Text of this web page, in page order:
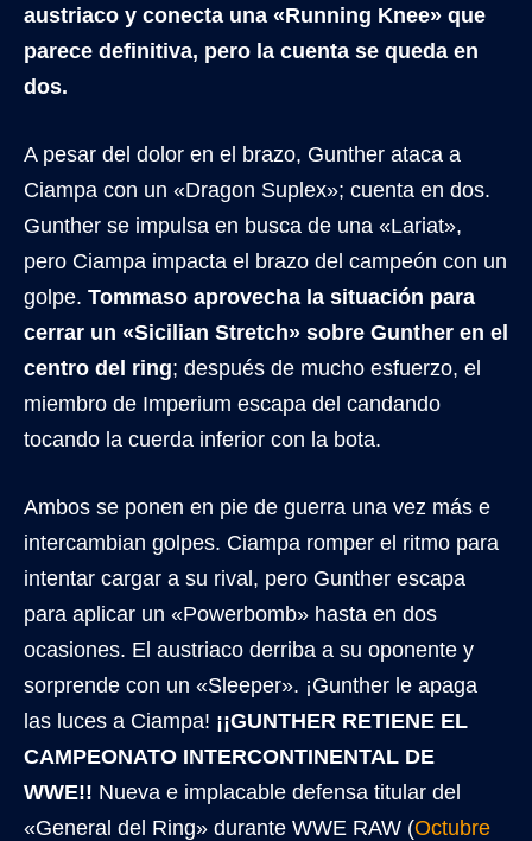
austriaco y conecta una «Running Knee» que
parece definitiva, pero la cuenta se queda en
dos.
A pesar del dolor en el brazo, Gunther ataca a
Ciampa con un «Dragon Suplex»; cuenta en dos.
Gunther se impulsa en busca de una «Lariat»,
pero Ciampa impacta el brazo del campeón con un
golpe. Tommaso aprovecha la situación para
cerrar un «Sicilian Stretch» sobre Gunther en el
centro del ring; después de mucho esfuerzo, el
miembro de Imperium escapa del candando
tocando la cuerda inferior con la bota.
Ambos se ponen en pie de guerra una vez más e
intercambian golpes. Ciampa romper el ritmo para
intentar cargar a su rival, pero Gunther escapa
para aplicar un «Powerbomb» hasta en dos
ocasiones. El austriaco derriba a su oponente y
sorprende con un «Sleeper». ¡Gunther le apaga
las luces a Ciampa! ¡¡GUNTHER RETIENE EL
CAMPEONATO INTERCONTINENTAL DE
WWE!! Nueva e implacable defensa titular del
«General del Ring» durante WWE RAW (Octubre